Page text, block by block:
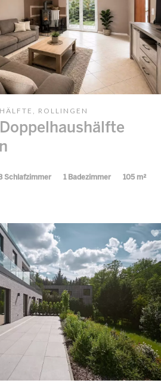
ROLLINGEN
Schlafzimmer 1 Badezimmer 105 m²